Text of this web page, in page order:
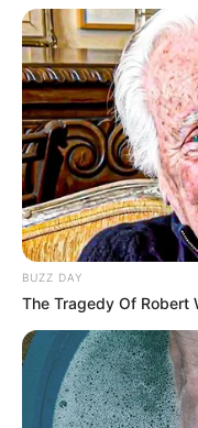
BUZZ DAY
The Tragedy Of Robert